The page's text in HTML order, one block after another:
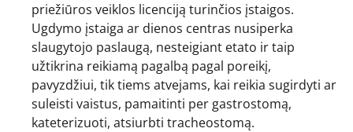
priežiūros veiklos licenciją turinčios įstaigos.
Ugdymo įstaiga ar dienos centras nusiperka
slaugytojo paslaugą, nesteigiant etato ir taip
užtikrina reikiamą pagalbą pagal poreikį,
pavyzdžiui, tik tiems atvejams, kai reikia sugirdyti ar
suleisti vaistus, pamaitinti per gastrostomą,
kateterizuoti, atsiurbti tracheostomą.